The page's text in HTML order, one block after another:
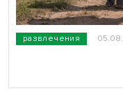
развлечения